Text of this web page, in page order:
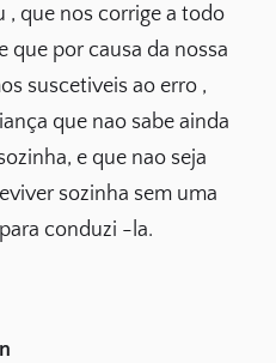
, que nos corrige a todo
que por causa da nossa
suscetiveis ao erro ,
que nao sabe ainda
e que nao seja
sozinha sem uma
conduzi -la.